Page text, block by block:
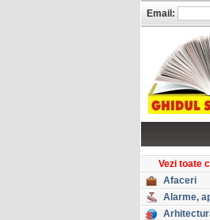
Vezi toate
Afaceri
Alarme,
Email: